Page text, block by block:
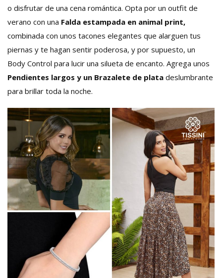
o disfrutar de una cena romántica. Opta por un outfit de
verano con una Falda estampada en animal print,
combinada con unos tacones elegantes que alarguen tus
piernas y te hagan sentir poderosa, y por supuesto, un
Body Control para lucir una silueta de encanto. Agrega unos
Pendientes largos y un Brazalete de plata deslumbrante
para brillar toda la noche.